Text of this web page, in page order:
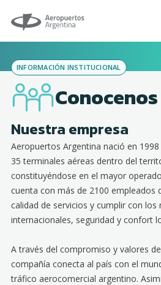
Aeropuertos Argentina
INFORMACIÓN INSTITUCIONAL
Conocenos
Nuestra empresa
Aeropuertos Argentina nació en
35 terminales aéreas dentro del
constituyéndose en el mayor
cuenta con más de 2100 empleados
calidad de servicios y cumplir con
internacionales, seguridad y confort
A través del compromiso y valores
compañía conecta al país con el
tráfico aerocomercial argentino.